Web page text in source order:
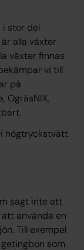
i stor del
alla växter
växter finnas
vi till
på
OgräsNIX,
högtryckstvätt
sagt inte att
använda en
Till exempel
som